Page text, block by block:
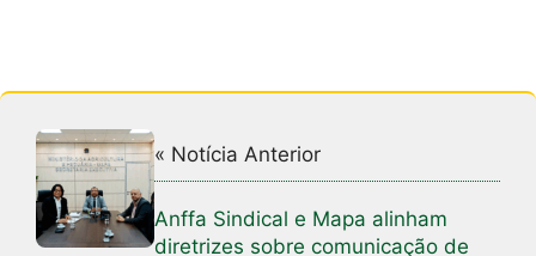
« Notícia Anterior
Anffa Sindical e Mapa alinham
diretrizes sobre comunicação de